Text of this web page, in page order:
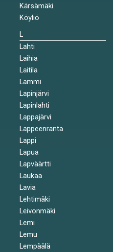
Kärsämäki
Köyliö
L
Lahti
Laihia
Laitila
Lammi
Lapinjärvi
Lapinlahti
Lappajärvi
Lappeenranta
Lappi
Lapua
Lapväärtti
Laukaa
Lavia
Lehtimäki
Leivonmäki
Lemi
Lemu
Lempäälä